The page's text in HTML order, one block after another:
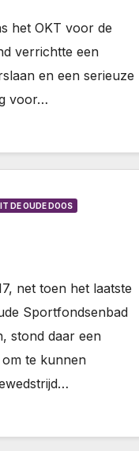
het OKT voor de
verrichtte een
en een serieuze
voor…
DE OUDE DOOS
net toen het laatste
Sportfondsenbad
stond daar een
te kunnen